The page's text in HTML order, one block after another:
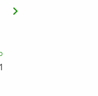
>